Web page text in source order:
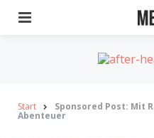
Start Sponsored Post: Mit
Abenteuer